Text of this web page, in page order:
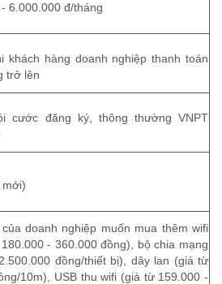
6.000.000 đ/tháng
khách hàng doanh nghiệp thanh toán
trở lên
cước đăng ký, thông thường VNPT
mới)
doanh nghiệp muốn mua thêm wifi
- 360.000 đồng), bộ chia mạng
đồng/thiết bị), dây lan (giá từ
10m), USB thu wifi (giá từ 159.000 -